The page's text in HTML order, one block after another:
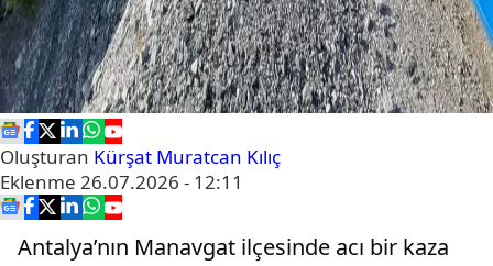
Oluşturan Kürşat Muratcan Kılıç
Eklenme 26.07.2026 - 12:11
Antalya’nın Manavgat ilçesinde acı bir kaza